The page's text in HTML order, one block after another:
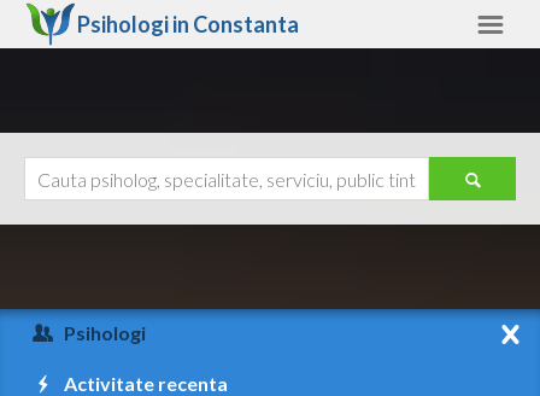
Psihologi in Constanta
Arad
Ajutor
Psihologi
Activitate recenta